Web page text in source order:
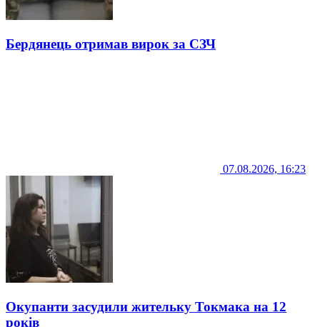
Бердянець отримав вирок за СЗЧ
07.08.2026, 16:23
Окупанти засудили жительку Токмака на 12
років